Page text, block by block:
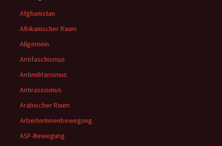
Afghanistan
Afrikanischer Raum
Allgemein
Antifaschismus
Antimilitarismus
Antirassismus
Arabischer Raum
ArbeiterInnenbewegung
ASF-Bewegung